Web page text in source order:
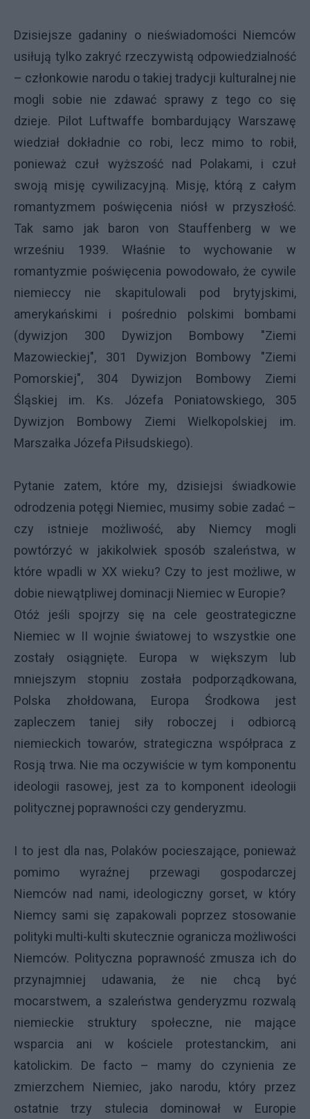
Dzisiejsze gadaniny o nieświadomości Niemców
usiłują tylko zakryć rzeczywistą odpowiedzialność
– członkowie narodu o takiej tradycji kulturalnej nie
mogli sobie nie zdawać sprawy z tego co się
dzieje. Pilot Luftwaffe bombardujący Warszawę
wiedział dokładnie co robi, lecz mimo to robił,
ponieważ czuł wyższość nad Polakami, i czuł
swoją misję cywilizacyjną. Misję, którą z całym
romantyzmem poświęcenia niósł w przyszłość.
Tak samo jak baron von Stauffenberg w we
wrześniu 1939. Właśnie to wychowanie w
romantyzmie poświęcenia powodowało, że cywile
niemieccy nie skapitulowali pod brytyjskimi,
amerykańskimi i pośrednio polskimi bombami
(dywizjon 300 Dywizjon Bombowy "Ziemi
Mazowieckiej", 301 Dywizjon Bombowy "Ziemi
Pomorskiej", 304 Dywizjon Bombowy Ziemi
Śląskiej im. Ks. Józefa Poniatowskiego, 305
Dywizjon Bombowy Ziemi Wielkopolskiej im.
Marszałka Józefa Piłsudskiego).
Pytanie zatem, które my, dzisiejsi świadkowie
odrodzenia potęgi Niemiec, musimy sobie zadać –
czy istnieje możliwość, aby Niemcy mogli
powtórzyć w jakikolwiek sposób szaleństwa, w
które wpadli w XX wieku? Czy to jest możliwe, w
dobie niewątpliwej dominacji Niemiec w Europie?
Otóż jeśli spojrzy się na cele geostrategiczne
Niemiec w II wojnie światowej to wszystkie one
zostały osiągnięte. Europa w większym lub
mniejszym stopniu została podporządkowana,
Polska zhołdowana, Europa Środkowa jest
zapleczem taniej siły roboczej i odbiorcą
niemieckich towarów, strategiczna współpraca z
Rosją trwa. Nie ma oczywiście w tym komponentu
ideologii rasowej, jest za to komponent ideologii
politycznej poprawności czy genderyzmu.
I to jest dla nas, Polaków pocieszające, ponieważ
pomimo wyraźnej przewagi gospodarczej
Niemców nad nami, ideologiczny gorset, w który
Niemcy sami się zapakowali poprzez stosowanie
polityki multi-kulti skutecznie ogranicza możliwości
Niemców. Polityczna poprawność zmusza ich do
przynajmniej udawania, że nie chcą być
mocarstwem, a szaleństwa genderyzmu rozwalą
niemieckie struktury społeczne, nie mające
wsparcia ani w kościele protestanckim, ani
katolickim. De facto – mamy do czynienia ze
zmierzchem Niemiec, jako narodu, który przez
ostatnie trzy stulecia dominował w Europie